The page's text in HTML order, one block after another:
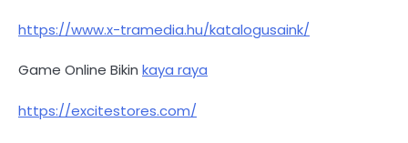
https://www.x-tramedia.hu/katalogusaink/
Game Online Bikin kaya raya
https://excitestores.com/